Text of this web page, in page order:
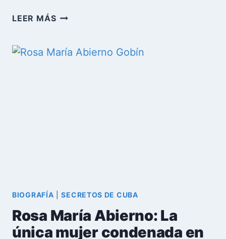
LEER MÁS¿POR
CASTRO
BIOGRAFÍA |SECRETOS DE CUBA
Rosa María Abierno: La
única mujer condenada en